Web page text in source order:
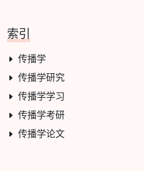
索引
传播学
传播学研究
传播学学习
传播学考研
传播学论文